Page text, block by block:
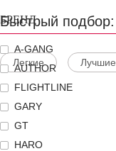
Быстрый подбор:
Легкие Лучшие
БРЕНД
A-GANG
AUTHOR
FLIGHTLINE
GARY
GT
HARO